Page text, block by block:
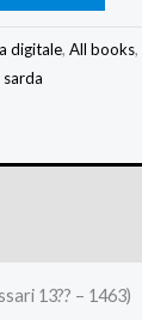
digitale, All books,
13?? – 1463)